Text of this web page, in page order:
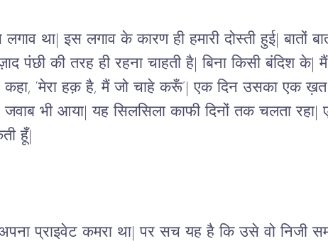
था| इस लगाव के कारण ही हमारी दोस्ती हुई| बातों
की तरह ही रहना चाहती है| बिना किसी बंदिश के|
‘मेरा हक़ है, मैं जो चाहे करूँ’| एक दिन उसका एक
भी आया| यह सिलसिला काफी दिनों तक चलता
हूँ|
प्राइवेट कमरा था| पर सच यह है कि उसे वो निजी